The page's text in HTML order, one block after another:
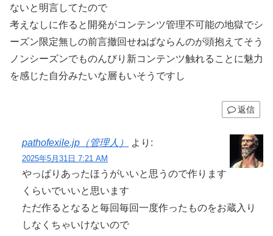
ないと明言してたので
考えなしに作ると開発がコンテンツ管理不可能の地獄でシ
ーズン限定無しの前言撤回せねばならんのが頭抱えてそう
ノンシーズンでものんびり新コンテンツ触れることに魅力
を感じた自分みたいな層もいそうですし
返信
pathofexile.jp（管理人） より:
2025年5月31日 7:21 AM
やっぱりあったほうがいいと思うので作ります
くらいでいいと思います
ただ作るとなると毎回毎回一度作ったものをお蔵入り
しなくちゃいけないので